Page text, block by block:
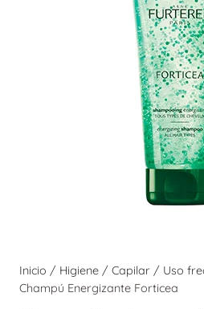
Inicio / Higiene / Capilar / Uso
Champú Energizante Forticea